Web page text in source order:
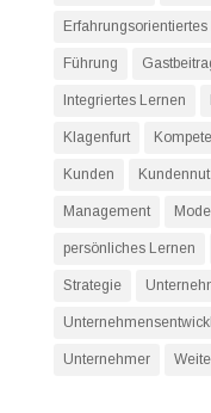
Führung
Integriertes Lernen
Klagenfurt
Kunden
Management
persönliches Lernen
Strategie
Unternehmer